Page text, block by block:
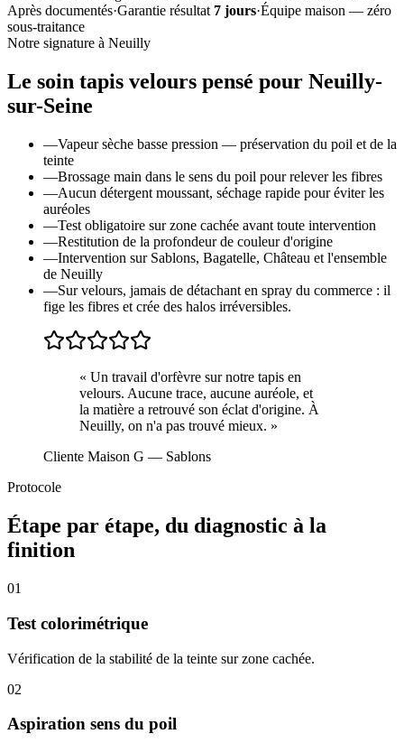
Après documentés·Garantie résultat 7 jours·Équipe maison — zéro
sous-traitance
Notre signature à Neuilly
Le soin tapis velours pensé pour Neuilly-
sur-Seine
—Vapeur sèche basse pression — préservation du poil et de la
teinte
—Brossage main dans le sens du poil pour relever les fibres
—Aucun détergent moussant, séchage rapide pour éviter les
auréoles
—Test obligatoire sur zone cachée avant toute intervention
—Restitution de la profondeur de couleur d'origine
—Intervention sur Sablons, Bagatelle, Château et l'ensemble
de Neuilly
—Sur velours, jamais de détachant en spray du commerce : il
fige les fibres et crée des halos irréversibles.
« Un travail d'orfèvre sur notre tapis en
velours. Aucune trace, aucune auréole, et
la matière a retrouvé son éclat d'origine. À
Neuilly, on n'a pas trouvé mieux. »
Cliente Maison G — Sablons
Protocole
Étape par étape, du diagnostic à la
finition
01
Test colorimétrique
Vérification de la stabilité de la teinte sur zone cachée.
02
Aspiration sens du poil